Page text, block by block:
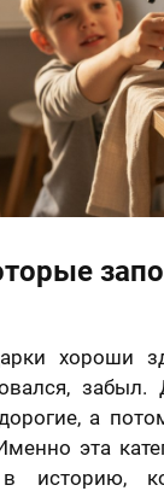
хороши
забыл.
а
эта
в историю,